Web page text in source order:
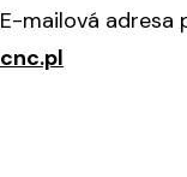
E-mailová adresa
cnc.pl